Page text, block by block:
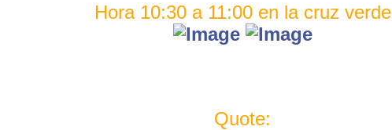
Hora 10:30 a 11:00 en la cruz verde
Quote: